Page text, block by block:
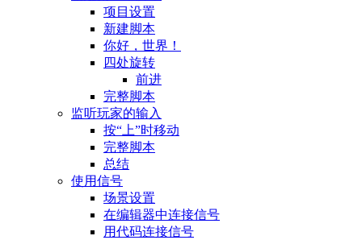
项目设置
新建脚本
你好，世界！
四处旋转
前进
完整脚本
监听玩家的输入
按“上”时移动
完整脚本
总结
使用信号
场景设置
在编辑器中连接信号
用代码连接信号